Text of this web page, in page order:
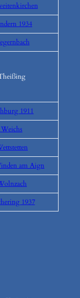
1934
1911
am Aign
1937